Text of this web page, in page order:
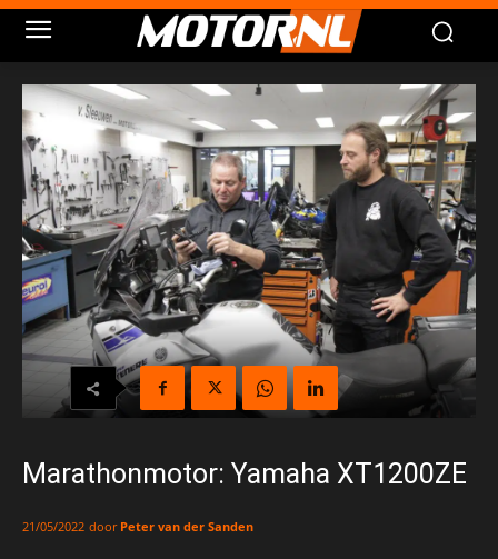
Marathonmotor: Yamaha XT1200ZE
21/05/2022 door Peter van der Sanden